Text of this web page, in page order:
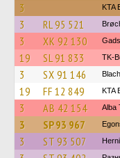
3 KTA
3 RL 95 521
3 XK 92 130
19 SL 91 833 TK-
3 SX 91 146
19 FF 12 849 KTA
3 AB 42 154 Alba
3 SP 93 967
3 ST 93 507